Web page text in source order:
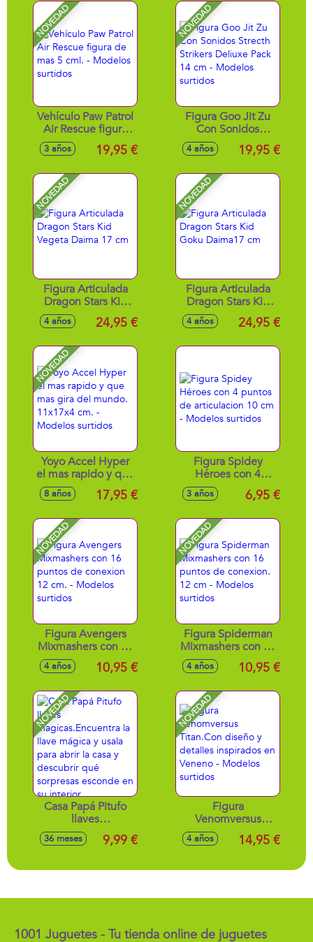
enigma exclusivo,
1 aeronave, 1
disparador y 3
proyectiles
NOVEDAD
Vehículo Paw Patrol
Air Rescue figura
de mas 5 cml. -
Modelos surtidos
3 años 19,95 €
NOVEDAD
Figura Goo Jit Zu
Con Sonidos
Strecth Strikers
Deliuxe Pack 14 cm
4 años 19,95 €
NOVEDAD
Figura Articulada
Dragon Stars Kid
Vegeta Daima 17
4 años 24,95 €
NOVEDAD
Figura Articulada
Dragon Stars Kid
Goku Daima17 cm
4 años 24,95 €
NOVEDAD
Yoyo Accel Hyper
el mas rapido y que
mas gira del
mundo. 11x17x4
surtidos
8 años 17,95 €
Figura Spidey
Héroes con 4
puntos de
articulacion 10 cm -
3 años 6,95 €
NOVEDAD
Figura Avengers
Mixmashers con 16
puntos de
conexion 12 cm. -
4 años 10,95 €
NOVEDAD
Figura Spiderman
Mixmashers con 16
puntos de
conexion. 12 cm -
4 años 10,95 €
NOVEDAD
Casa Papá Pitufo
llaves
magicas.Encuentra
la llave mágica y
casa y descubrir
esconde en su
36 meses 9,99 €
NOVEDAD
Figura
Venomversus
Titan.Con diseño y
detalles inspirados
Modelos surtidos
4 años 14,95 €
1001 Juguetes - Tu tienda online de juguetes